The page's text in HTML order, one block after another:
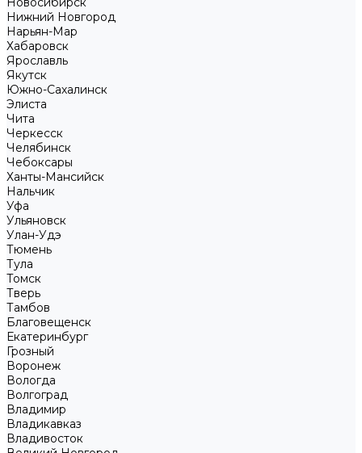
Нижний Новгород
Нарьян-Мар
Хабаровск
Ярославль
Якутск
Южно-Сахалинск
Элиста
Чита
Черкесск
Челябинск
Чебоксары
Ханты-Мансийск
Нальчик
Уфа
Ульяновск
Улан-Удэ
Тюмень
Тула
Томск
Тверь
Тамбов
Благовещенск
Екатеринбург
Грозный
Воронеж
Вологда
Волгоград
Владимир
Владикавказ
Владивосток